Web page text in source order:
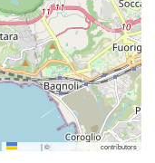
|© contributors